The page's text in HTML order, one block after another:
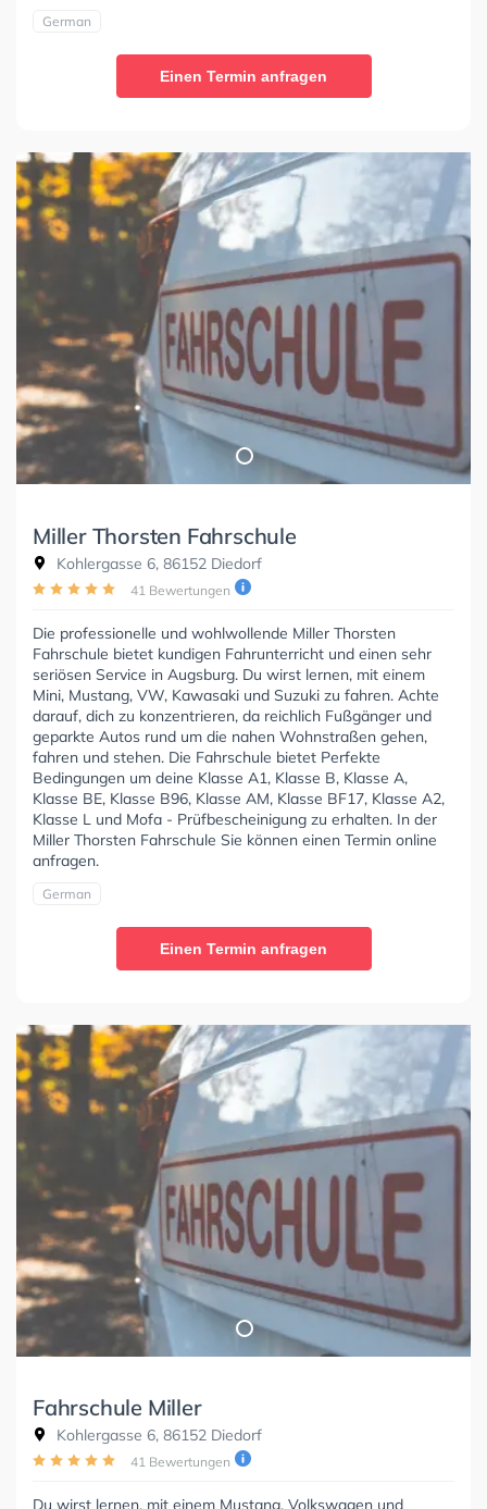
German
Einen Termin anfragen
Miller Thorsten Fahrschule
Kohlergasse 6, 86152 Diedorf
41 Bewertungen
Die professionelle und wohlwollende Miller Thorsten
Fahrschule bietet kundigen Fahrunterricht und einen sehr
seriösen Service in Augsburg. Du wirst lernen, mit einem
Mini, Mustang, VW, Kawasaki und Suzuki zu fahren. Achte
darauf, dich zu konzentrieren, da reichlich Fußgänger und
geparkte Autos rund um die nahen Wohnstraßen gehen,
fahren und stehen. Die Fahrschule bietet Perfekte
Bedingungen um deine Klasse A1, Klasse B, Klasse A,
Klasse BE, Klasse B96, Klasse AM, Klasse BF17, Klasse A2,
Klasse L und Mofa - Prüfbescheinigung zu erhalten. In der
Miller Thorsten Fahrschule Sie können einen Termin online
anfragen.
German
Einen Termin anfragen
Fahrschule Miller
Kohlergasse 6, 86152 Diedorf
41 Bewertungen
Du wirst lernen, mit einem Mustang, Volkswagen und